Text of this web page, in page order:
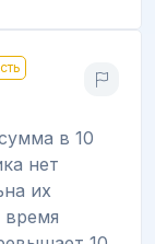
в 10
нет
их
время